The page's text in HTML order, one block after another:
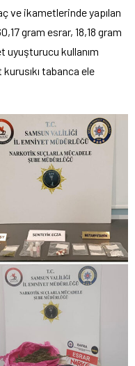
ve ikametlerinde yapılan
gram esrar, 18,18 gram
kullanım
tabanca ele